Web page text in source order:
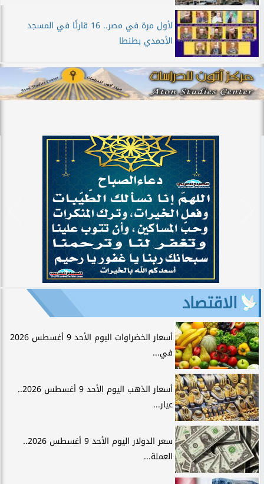
لأول مرة في مصر.. 16 قارئًا في المسجد
الأحمدي بطنطا
الاقتصاد
أسعار الخضراوات اليوم الأحد 9 أغسطس 2026
في...
أسعار الذهب اليوم الأحد 9 أغسطس 2026..
عيار...
سعر الدولار اليوم الأحد 9 أغسطس 2026..
العملة...